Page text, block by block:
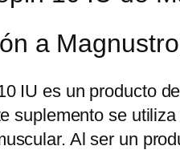
a
IU es un producto
suplemento se
Al ser un